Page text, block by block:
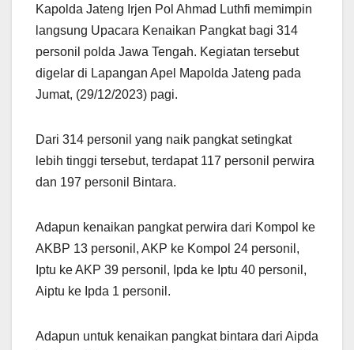
Kapolda Jateng Irjen Pol Ahmad Luthfi memimpin
langsung Upacara Kenaikan Pangkat bagi 314
personil polda Jawa Tengah. Kegiatan tersebut
digelar di Lapangan Apel Mapolda Jateng pada
Jumat, (29/12/2023) pagi.
Dari 314 personil yang naik pangkat setingkat
lebih tinggi tersebut, terdapat 117 personil perwira
dan 197 personil Bintara.
Adapun kenaikan pangkat perwira dari Kompol ke
AKBP 13 personil, AKP ke Kompol 24 personil,
Iptu ke AKP 39 personil, Ipda ke Iptu 40 personil,
Aiptu ke Ipda 1 personil.
Adapun untuk kenaikan pangkat bintara dari Aipda